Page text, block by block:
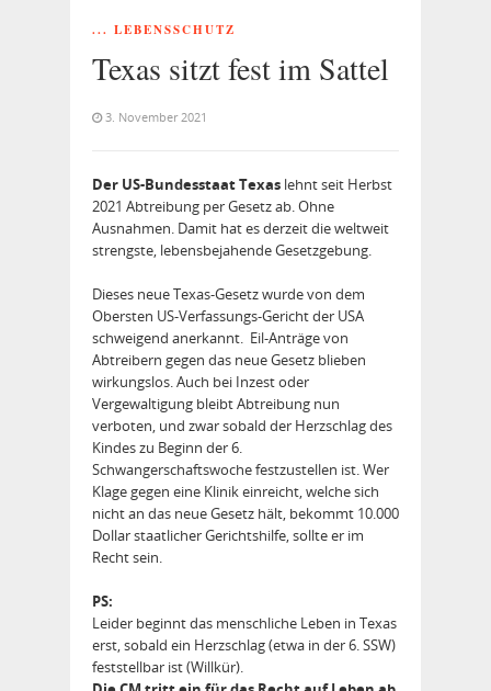
... LEBENSSCHUTZ
Texas sitzt fest im Sattel
3. November 2021
Der US-Bundesstaat Texas lehnt seit Herbst
2021 Abtreibung per Gesetz ab. Ohne
Ausnahmen. Damit hat es derzeit die weltweit
strengste, lebensbejahende Gesetzgebung.
Dieses neue Texas-Gesetz wurde von dem
Obersten US-Verfassungs-Gericht der USA
schweigend anerkannt. Eil-Anträge von
Abtreibern gegen das neue Gesetz blieben
wirkungslos. Auch bei Inzest oder
Vergewaltigung bleibt Abtreibung nun
verboten, und zwar sobald der Herzschlag des
Kindes zu Beginn der 6.
Schwangerschaftswoche festzustellen ist. Wer
Klage gegen eine Klinik einreicht, welche sich
nicht an das neue Gesetz hält, bekommt 10.000
Dollar staatlicher Gerichtshilfe, sollte er im
Recht sein.
PS:
Leider beginnt das menschliche Leben in Texas
erst, sobald ein Herzschlag (etwa in der 6. SSW)
feststellbar ist (Willkür).